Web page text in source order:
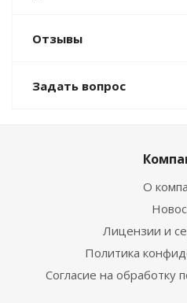
Отзывы
Задать вопрос
О
Лицензии и
Политика
Согласие на обработку